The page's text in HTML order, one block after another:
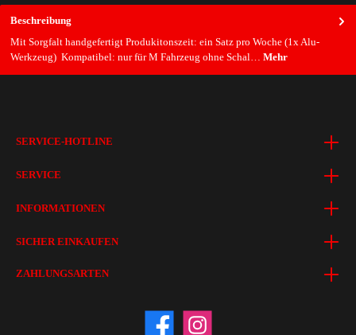
Beschreibung
Mit Sorgfalt handgefertigt Produkitonszeit: ein Satz pro Woche (1x Alu-
Werkzeug) Kompatibel: nur für M Fahrzeug ohne Schal… Mehr
SERVICE-HOTLINE
SERVICE
INFORMATIONEN
SICHER EINKAUFEN
ZAHLUNGSARTEN